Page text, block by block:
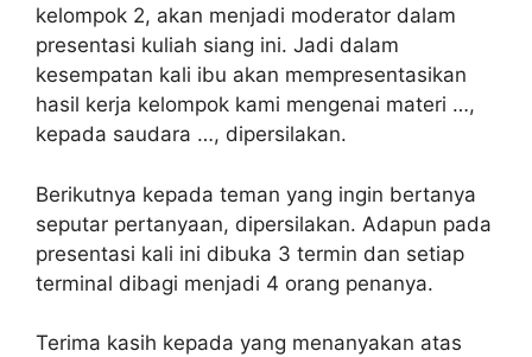
kelompok 2, akan menjadi moderator dalam
presentasi kuliah siang ini. Jadi dalam
kesempatan kali ibu akan mempresentasikan
hasil kerja kelompok kami mengenai materi …,
kepada saudara …, dipersilakan.
Berikutnya kepada teman yang ingin bertanya
seputar pertanyaan, dipersilakan. Adapun pada
presentasi kali ini dibuka 3 termin dan setiap
terminal dibagi menjadi 4 orang penanya.
Terima kasih kepada yang menanyakan atas